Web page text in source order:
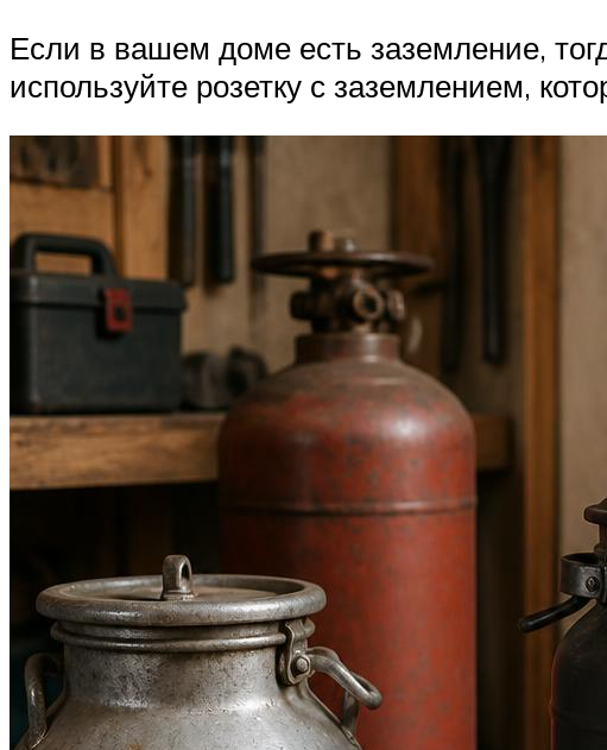
Если в вашем доме есть заземление,
используйте розетку с заземлением,